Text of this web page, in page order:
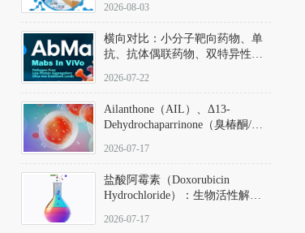
数（Km）为2.06 μM；其近红外
发光特性赋予优异的组织穿透能
力，大幅增强成像信噪比，从而
实现活体动物模型中极低给药剂
量下的高灵敏度、非侵入式生物
2026-08-03
横向对比：小分子靶向药物、单
抗、抗体偶联药物、双特异性抗
及应用瓶颈
2026-07-22
Ailanthone（AIL）、Δ13-
Dehydrochaparrinone（臭椿酮/臭
DKM货号 D806885
2026-07-17
盐酸阿霉素（Doxorubicin
Hydrochloride）：生物活性解
范
2026-07-17